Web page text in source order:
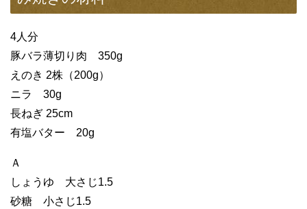
4人分
豚バラ薄切り肉 350g
えのき 2株（200g）
ニラ 30g
長ねぎ 25cm
有塩バター 20g
Ａ
しょうゆ 大さじ1.5
砂糖 小さじ1.5